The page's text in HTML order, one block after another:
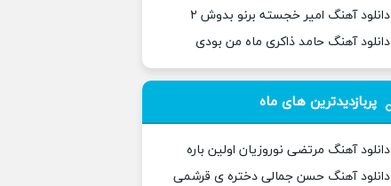
دانلود آهنگ امیر خجسته برنو بدوش ۲
دانلود آهنگ حامد ذاکری ماه من بودی
پربازدیدترین های ماه
دانلود آهنگ مرتضی نوروزیان اولین باره
دانلود آهنگ حسن جمالی دختره ی قرشمی